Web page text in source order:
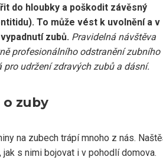
do hloubky a poškodit závěsný
To může vést k uvolnění a v
zubů. Pravidelná návštěva
profesionálního odstranění zubního
pro udržení zdravých zubů a dásní.
o zuby
na zubech trápí mnoho z nás.
s nimi bojovat i v pohodlí domova.